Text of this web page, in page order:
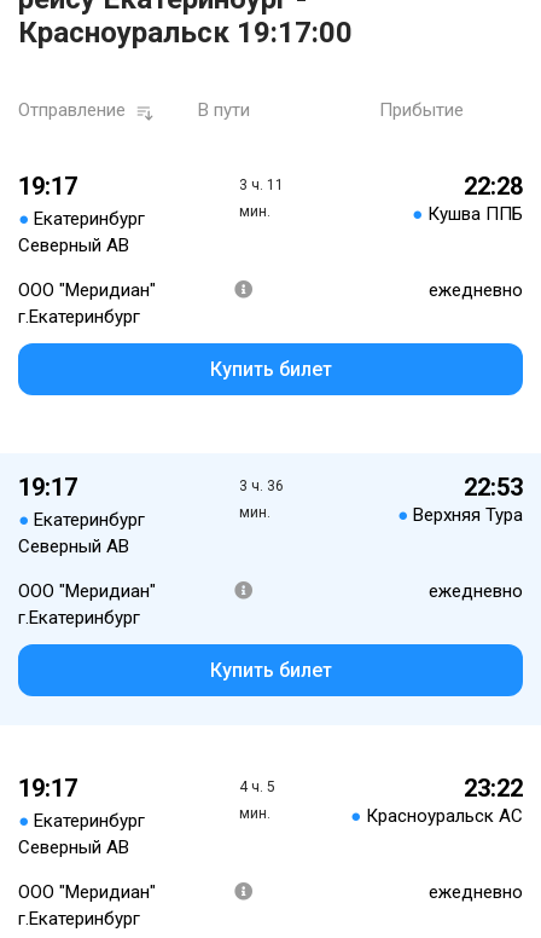
Красноуральск 19:17:00
Отправление В пути Прибытие
19:17
● Екатеринбург
Северный АВ
3 ч. 11
мин.
22:28
● Кушва ППБ
ООО "Меридиан"
г.Екатеринбург
ежедневно
Купить билет
19:17
● Екатеринбург
Северный АВ
3 ч. 36
мин.
22:53
● Верхняя Тура
ООО "Меридиан"
г.Екатеринбург
ежедневно
Купить билет
19:17
● Екатеринбург
Северный АВ
4 ч. 5
мин.
23:22
● Красноуральск АС
ООО "Меридиан"
г.Екатеринбург
ежедневно